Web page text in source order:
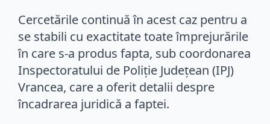
Cercetările continuă în acest caz pentru a
se stabili cu exactitate toate împrejurările
în care s-a produs fapta, sub coordonarea
Inspectoratului de Poliție Județean (IPJ)
Vrancea, care a oferit detalii despre
încadrarea juridică a faptei.